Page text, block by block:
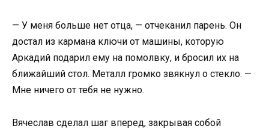
— У меня больше нет отца, — отчеканил парень. Он
достал из кармана ключи от машины, которую
Аркадий подарил ему на помолвку, и бросил их на
ближайший стол. Металл громко звякнул о стекло. —
Мне ничего от тебя не нужно.
Вячеслав сделал шаг вперед, закрывая собой